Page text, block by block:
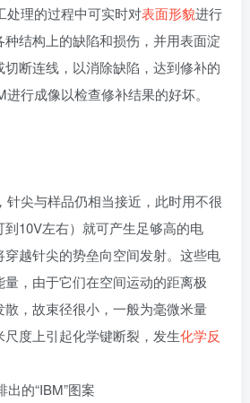
处理的过程中可实时对表面形貌进行
结构上的缺陷和损伤，并用表面淀
断连线，以消除缺陷，达到修补的
行成像以检查修补结果的好坏。
针尖与样品仍相当接近，此时用不很
10V左右）就可产生足够高的电
越针尖的势垒向空间发射。这些电
，由于它们在空间运动的距离极
，故束径很小，一般为毫微米量
度上引起化学键断裂，发生化学反